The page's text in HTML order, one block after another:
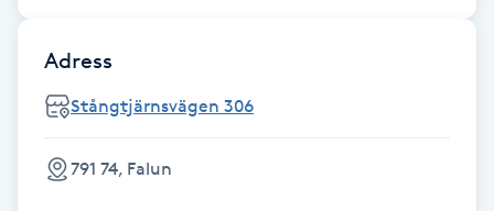
Fotvård
Fransar
Adress
Stångtjärnsvägen 306
791 74, Falun